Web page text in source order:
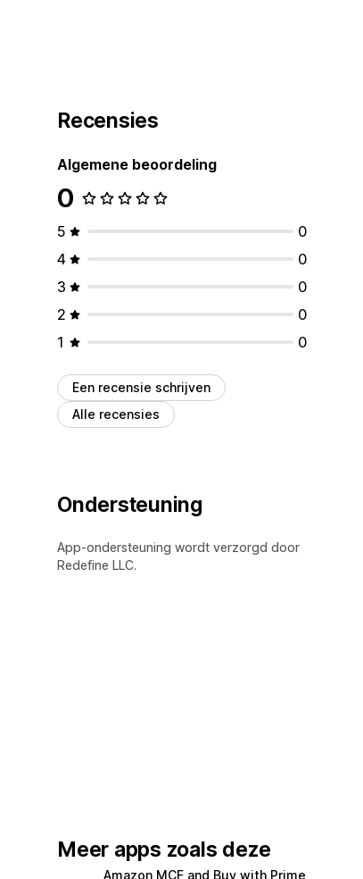
Recensies
Algemene beoordeling
0
5
0
4
0
3
0
2
0
1
0
Een recensie schrijven
Alle recensies
Ondersteuning
App-ondersteuning wordt verzorgd door
Redefine LLC.
Meer apps zoals deze
Amazon MCF and Buy with Prime